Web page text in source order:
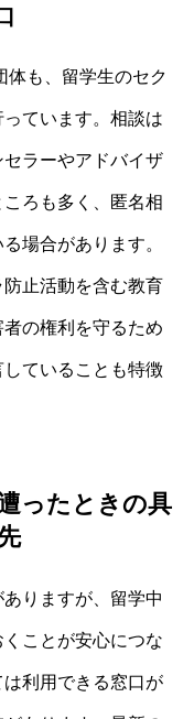
体も、留学生のセク
ています。相談は
ラーやアドバイザ
ろも多く、匿名相
場合があります。
止活動を含む教育
の権利を守るため
ていることも特徴
ったときの具
りますが、留学中
ことが安心につな
利用できる窓口が